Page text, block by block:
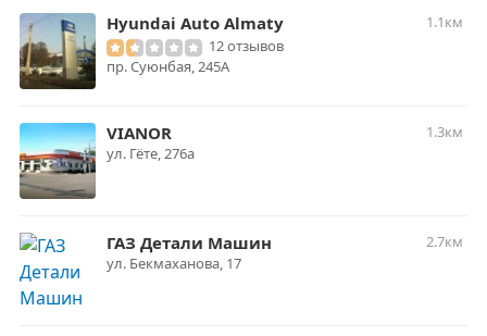
Hyundai Auto Almaty
1.1км
12 отзывов
пр. Суюнбая, 245А
VIANOR
1.3км
ул. Гёте, 276а
ГАЗ Детали Машин
2.7км
ул. Бекмаханова, 17